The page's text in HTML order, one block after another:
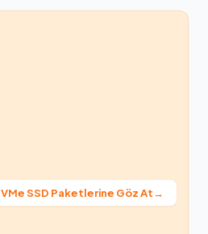
SSD Paketlerine Göz At→